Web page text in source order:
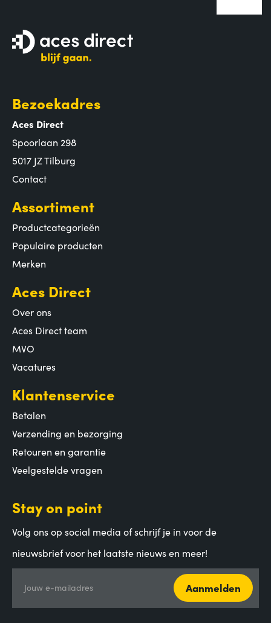
Bezoekadres
Aces Direct
Spoorlaan 298
5017 JZ Tilburg
Contact
Assortiment
Productcategorieën
Populaire producten
Merken
Aces Direct
Over ons
Aces Direct team
MVO
Vacatures
Klantenservice
Betalen
Verzending en bezorging
Retouren en garantie
Veelgestelde vragen
Stay on point
Volg ons op social media of schrijf je in voor de
nieuwsbrief voor het laatste nieuws en meer!
Jouw e-mailadres Aanmelden